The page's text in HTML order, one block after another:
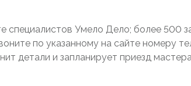
Умело Дело; более 500
по указанному на сайте номеру
детали и запланирует приезд